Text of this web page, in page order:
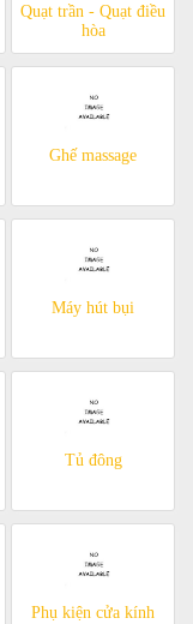
Quạt trần - Quạt điều
hòa
Ghế massage
Máy hút bụi
Tủ đông
Phụ kiện cửa kính